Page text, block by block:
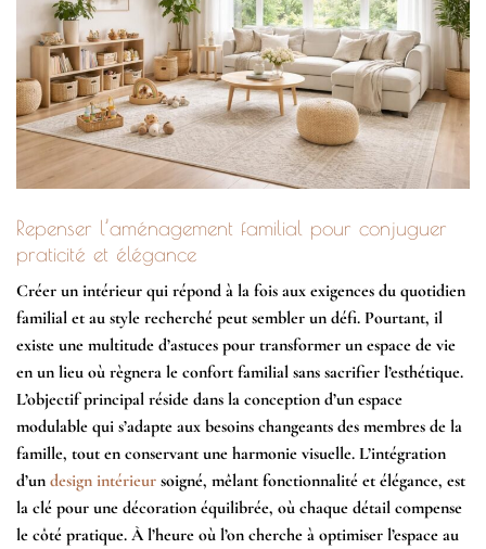
Repenser l’aménagement familial pour conjuguer
praticité et élégance
Créer un intérieur qui répond à la fois aux exigences du quotidien
familial et au style recherché peut sembler un défi. Pourtant, il
existe une multitude d’astuces pour transformer un espace de vie
en un lieu où règnera le confort familial sans sacrifier l’esthétique.
L’objectif principal réside dans la conception d’un espace
modulable qui s’adapte aux besoins changeants des membres de la
famille, tout en conservant une harmonie visuelle. L’intégration
d’un design intérieur soigné, mêlant fonctionnalité et élégance, est
la clé pour une décoration équilibrée, où chaque détail compense
le côté pratique. À l’heure où l’on cherche à optimiser l’espace au